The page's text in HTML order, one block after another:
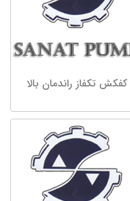
کفکش تکفاز راندمان بالا